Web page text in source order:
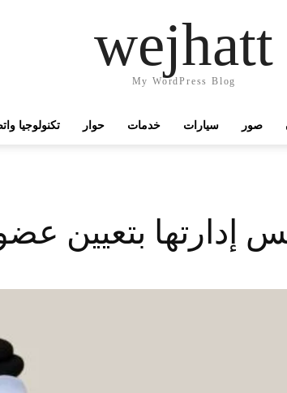
wejhatt
My WordPress Blog
تكنولوجيا حوار خدمات سيارات صور
إدارتها بتعيين